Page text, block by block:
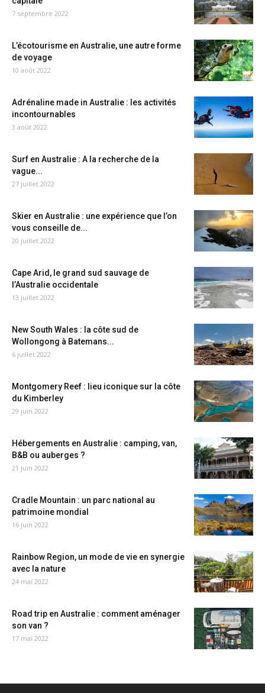
7 septembre 2022
L’écotourisme en Australie, une autre forme
de voyage
10 août 2022
Adrénaline made in Australie : les activités
incontournables
3 août 2022
Surf en Australie : A la recherche de la
vague...
27 juillet 2022
Skier en Australie : une expérience que l’on
vous conseille de...
20 juillet 2022
Cape Arid, le grand sud sauvage de
l’Australie occidentale
13 juillet 2022
New South Wales : la côte sud de
Wollongong à Batemans...
6 juillet 2022
Montgomery Reef : lieu iconique sur la côte
du Kimberley
29 juin 2022
Hébergements en Australie : camping, van,
B&B ou auberges ?
21 juin 2022
Cradle Mountain : un parc national au
patrimoine mondial
16 juin 2022
Rainbow Region, un mode de vie en synergie
avec la nature
24 mai 2022
Road trip en Australie : comment aménager
son van ?
17 mai 2022